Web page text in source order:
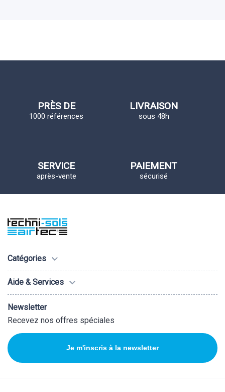
PRÈS DE
1000 références
LIVRAISON
sous 48h
SERVICE
après-vente
PAIEMENT
sécurisé
Catégories 
Aide & Services 
Newsletter
Recevez nos offres spéciales
Je m'inscris à la newsletter